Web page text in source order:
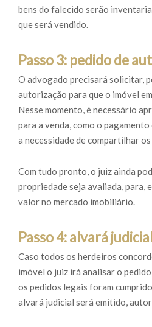
bens do falecido serão
que será vendido.
Passo 3: pedido de
O advogado precisará solicitar,
autorização para que o imóvel
Nesse momento, é necessário
para a venda, como o
a necessidade de compartilhar
Com tudo pronto, o juiz ainda
propriedade seja avaliada, para,
valor no mercado imobiliário.
Passo 4: alvará judicial
Caso todos os herdeiros
imóvel o juiz irá analisar o
os pedidos legais foram
alvará judicial será emitido,